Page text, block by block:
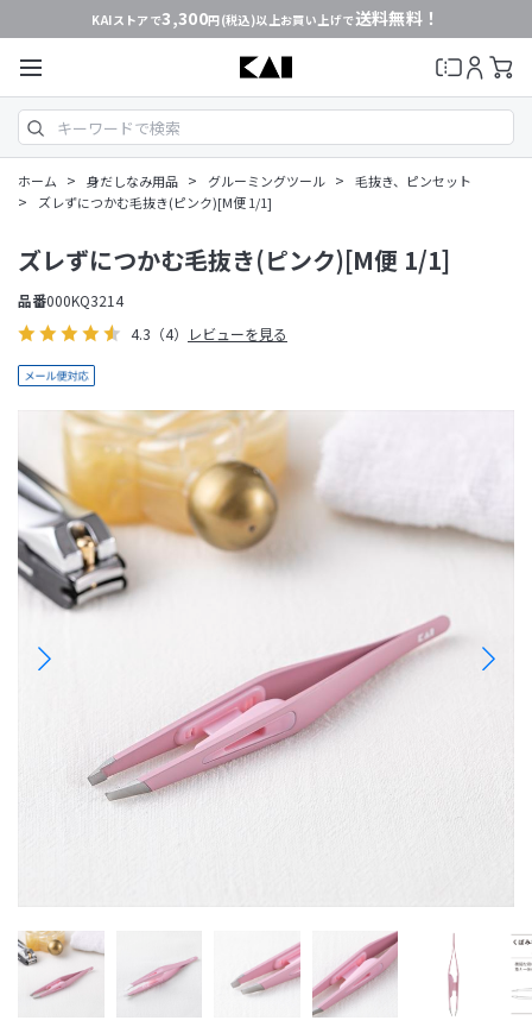
KAIストアで3,300円(税込)以上お買い上げで送料無料！
ホーム > 身だしなみ用品 > グルーミングツール > 毛抜き、ピンセット
> ズレずにつかむ毛抜き(ピンク)[M便 1/1]
4.3 （4） レビューを見る
ズレずにつかむ毛抜き(ピンク)[M便 1/1]
品番000KQ3214